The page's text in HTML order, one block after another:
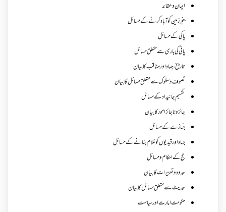
ایمان وعقائد
بنجر زمین کو آباد کرنے کے مسائل
پاکی کے مسائل
پانی کی باری سے متعلق مسائل
تاریخ،جہاد اور مناقب کا بیان
تصوف و سلوک سے متعلق مسائل کا بیان
تقسیم جائیداد کے مسائل
جائز و ناجائزامور کا بیان
جنازے کےمسائل
جہاد اور قیدیوں کو غلام بنانے کے مسائل
حج کے احکام ومسائل
حدود و تعزیرات کا بیان
حدیث سے متعلق مسائل کا بیان
حکومت امارت اور سیاست